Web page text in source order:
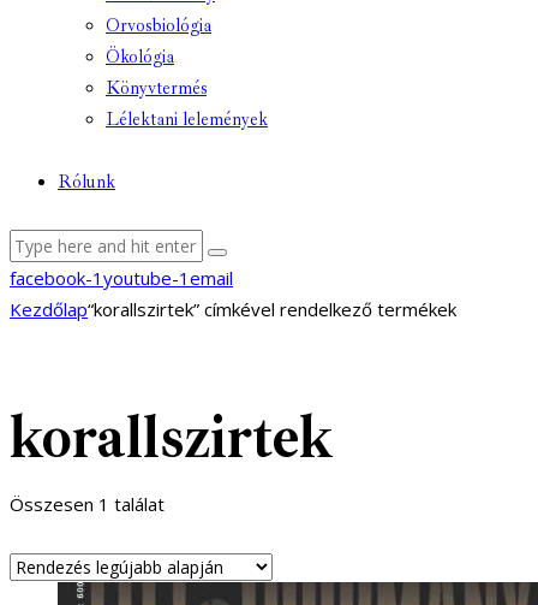
Orvosbiológia
Ökológia
Könyvtermés
Lélektani lelemények
Rólunk
facebook-1 youtube-1 email
Kezdőlap“korallszirtek” címkével rendelkező termékek
korallszirtek
Összesen 1 találat